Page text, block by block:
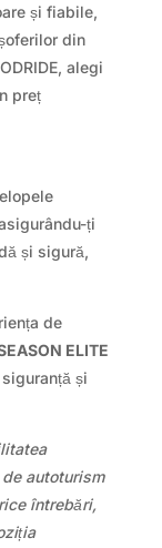
și fiabile,
din
alegi
preț
ți
și sigură,
de
ELITE
și
autoturism
întrebări,